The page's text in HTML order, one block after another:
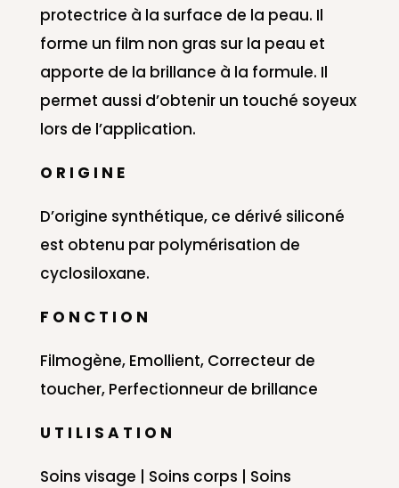
protectrice à la surface de la peau. Il
forme un film non gras sur la peau et
apporte de la brillance à la formule. Il
permet aussi d’obtenir un touché soyeux
lors de l’application.
O R I G I N E
D’origine synthétique, ce dérivé siliconé
est obtenu par polymérisation de
cyclosiloxane.
F O N C T I O N
Filmogène, Emollient, Correcteur de
toucher, Perfectionneur de brillance
U T I L I S A T I O N
Soins visage | Soins corps | Soins